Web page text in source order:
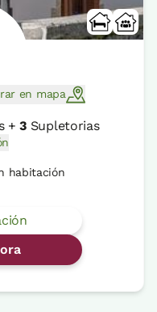
en mapa
+3 Supletorias
habitación